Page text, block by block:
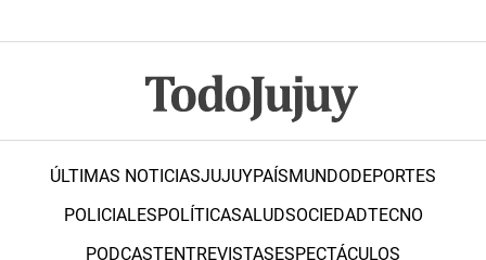
ÚLTIMAS NOTICIASJUJUYPAÍSMUNDODEPORTES
POLICIALESPOLÍTICASALUDSOCIEDADTECNO
PODCASTENTREVISTASESPECTÁCULOS